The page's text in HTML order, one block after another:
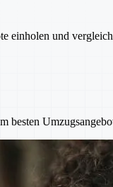
einholen und
besten